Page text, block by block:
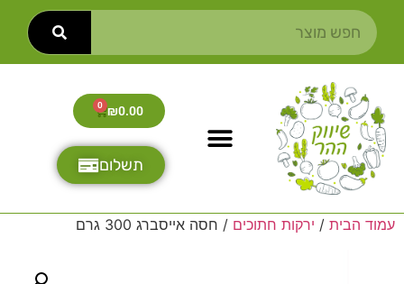
₪0.00
0
תשלום
עמוד הבית / ירקות חתוכים / חסה אייסברג 300 גרם